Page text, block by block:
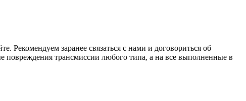
Рекомендуем заранее связаться с нами и договориться об
трансмиссии любого типа, а на все выполненные в